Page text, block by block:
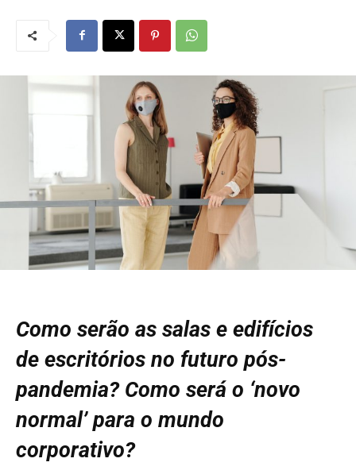
Como serão as salas e edifícios
de escritórios no futuro pós-
pandemia? Como será o ‘novo
normal’ para o mundo
corporativo?